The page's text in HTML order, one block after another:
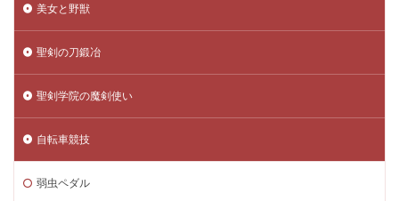
美女と野獣
聖剣の刀鍛冶
聖剣学院の魔剣使い
自転車競技
弱虫ペダル